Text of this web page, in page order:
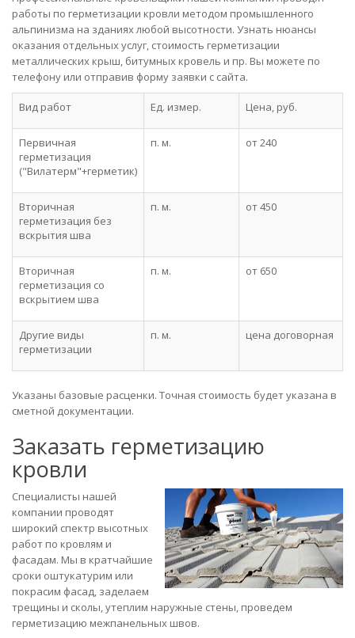
работы по герметизации кровли методом промышленного
альпинизма на зданиях любой высотности. Узнать нюансы
оказания отдельных услуг, стоимость герметизации
металлических крыш, битумных кровель и пр. Вы можете по
телефону или отправив форму заявки с сайта.
Вид работ Ед. измер. Цена, руб.
Первичная
герметизация
("Вилатерм"+герметик)
п. м. от 240
Вторичная
герметизация без
вскрытия шва
п. м. от 450
Вторичная
герметизация со
вскрытием шва
п. м. от 650
Другие виды
герметизации
п. м. цена договорная
Указаны базовые расценки. Точная стоимость будет указана в
сметной документации.
Заказать герметизацию
кровли
Специалисты нашей
компании проводят
широкий спектр высотных
работ по кровлям и
фасадам. Мы в кратчайшие
сроки оштукатурим или
покрасим фасад, заделаем
трещины и сколы, утеплим наружные стены, проведем
герметизацию межпанельных швов.